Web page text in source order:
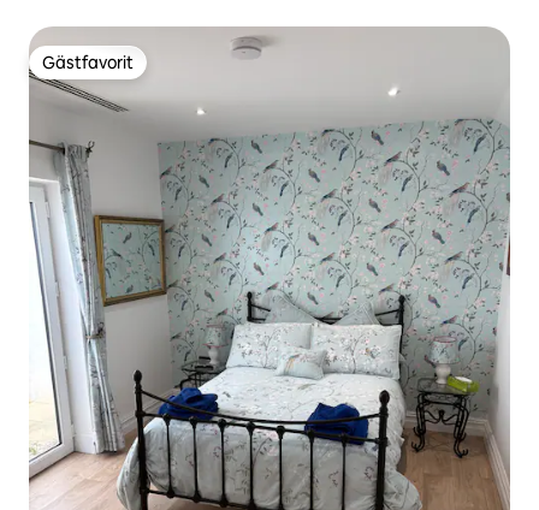
Gästfavorit
Gästfavorit